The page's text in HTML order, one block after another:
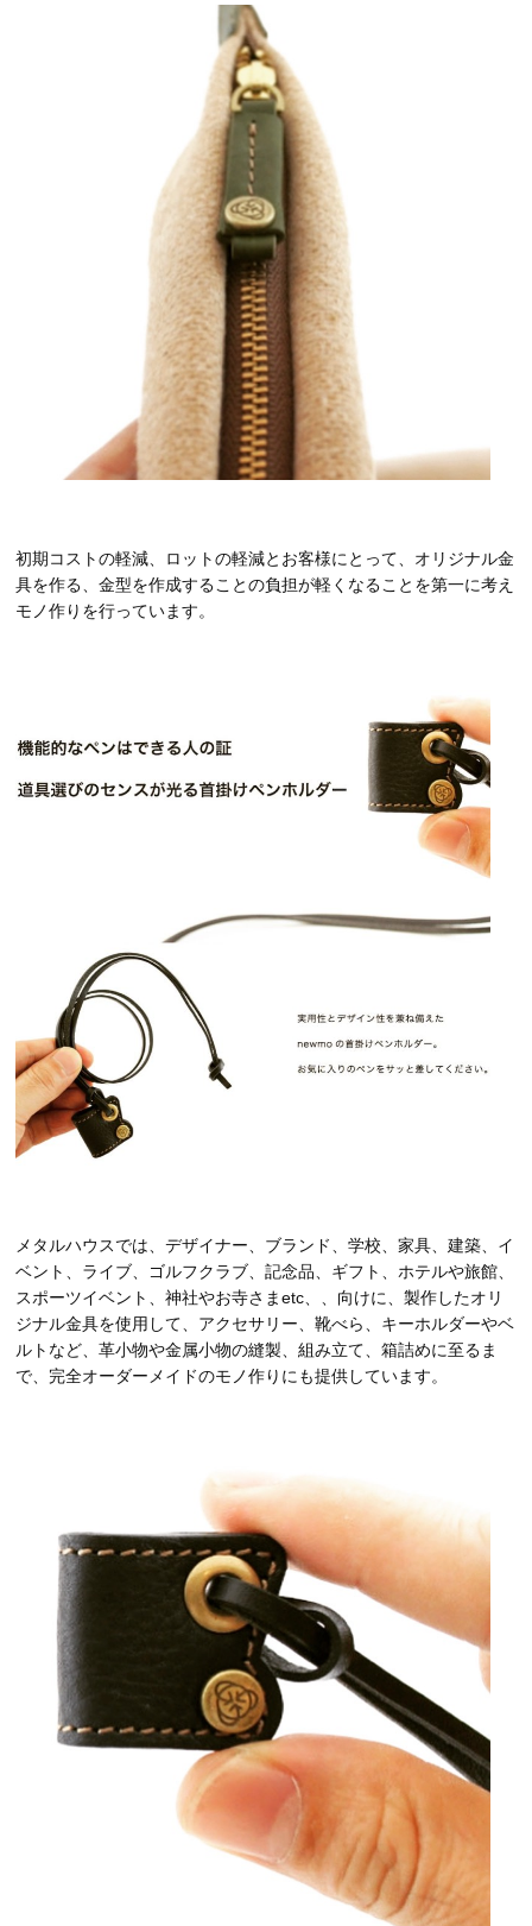
初期コストの軽減、ロットの軽減とお客様にとって、オリジナル金
具を作る、金型を作成することの負担が軽くなることを第一に考え
モノ作りを行っています。
メタルハウスでは、デザイナー、ブランド、学校、家具、建築、イ
ベント、ライブ、ゴルフクラブ、記念品、ギフト、ホテルや旅館、
スポーツイベント、神社やお寺さまetc、、向けに、製作したオリ
ジナル金具を使用して、アクセサリー、靴べら、キーホルダーやベ
ルトなど、革小物や金属小物の縫製、組み立て、箱詰めに至るま
で、完全オーダーメイドのモノ作りにも提供しています。